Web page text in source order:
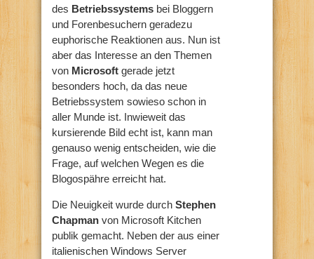
des Betriebssystems bei Bloggern
und Forenbesuchern geradezu
euphorische Reaktionen aus. Nun ist
aber das Interesse an den Themen
von Microsoft gerade jetzt
besonders hoch, da das neue
Betriebssystem sowieso schon in
aller Munde ist. Inwieweit das
kursierende Bild echt ist, kann man
genauso wenig entscheiden, wie die
Frage, auf welchen Wegen es die
Blogospähre erreicht hat.
Die Neuigkeit wurde durch Stephen
Chapman von Microsoft Kitchen
publik gemacht. Neben der aus einer
italienischen Windows Server